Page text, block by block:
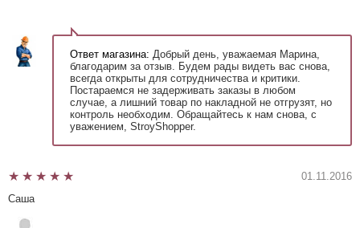
Ответ магазина: Добрый день, уважаемая Марина,
благодарим за отзыв. Будем рады видеть вас снова,
всегда открыты для сотрудничества и критики.
Постараемся не задерживать заказы в любом
случае, а лишний товар по накладной не отгрузят, но
контроль необходим. Обращайтесь к нам снова, с
уважением, StroyShopper.
Саша
01.11.2016